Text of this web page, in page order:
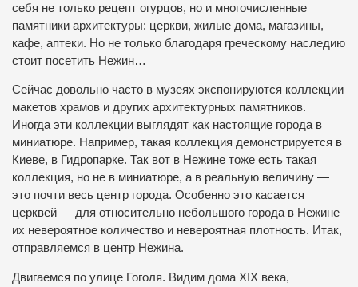
себя не только рецепт огурцов, но и многочисленные
памятники архитектуры: церкви, жилые дома, магазины,
кафе, аптеки. Но не только благодаря греческому наследию
стоит посетить Нежин…
Сейчас довольно часто в музеях экспонируются коллекции
макетов храмов и других архитектурных памятников.
Иногда эти коллекции выглядят как настоящие города в
миниатюре. Например, такая коллекция демонстрируется в
Киеве, в Гидропарке. Так вот в Нежине тоже есть такая
коллекция, но не в миниатюре, а в реальную величину —
это почти весь центр города. Особенно это касается
церквей — для относительно небольшого города в Нежине
их невероятное количество и невероятная плотность. Итак,
отправляемся в центр Нежина.
Двигаемся по улице Гоголя. Видим дома XIX века,